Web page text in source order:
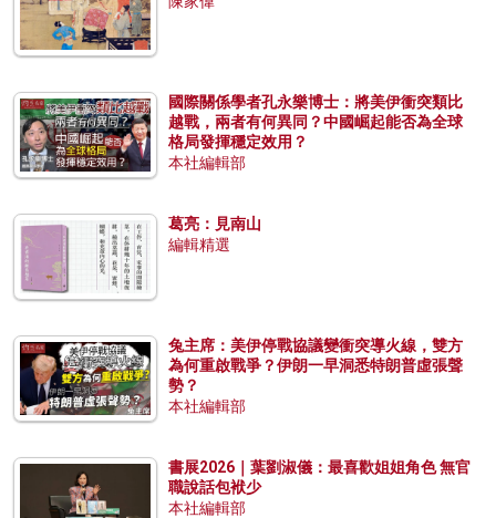
國際關係學者孔永樂博士：將美伊衝突類比
越戰，兩者有何異同？中國崛起能否為全球
格局發揮穩定效用？
本社編輯部
葛亮：見南山
編輯精選
兔主席：美伊停戰協議變衝突導火線，雙方
為何重啟戰爭？伊朗一早洞悉特朗普虛張聲
勢？
本社編輯部
書展2026｜葉劉淑儀：最喜歡姐姐角色 無官
職說話包袱少
本社編輯部